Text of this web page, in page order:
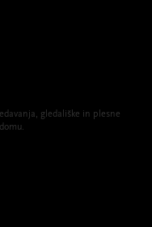
gledališke in plesne